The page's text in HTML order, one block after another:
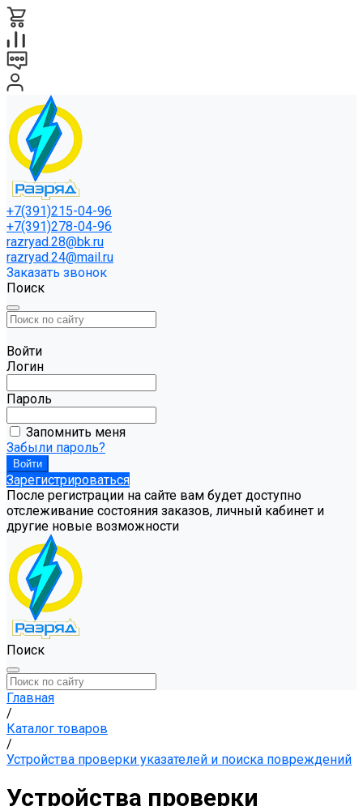
+7(391)215-04-96
+7(391)278-04-96
razryad.28@bk.ru
razryad.24@mail.ru
Заказать звонок
Поиск
Войти
Логин
Пароль
Запомнить меня
Забыли пароль?
Зарегистрироваться
После регистрации на сайте вам будет доступно
отслеживание состояния заказов, личный кабинет и
другие новые возможности
Поиск
Главная
/
Каталог товаров
/
Устройства проверки указателей и поиска повреждений
Устройства проверки